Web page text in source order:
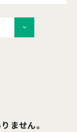
ません。